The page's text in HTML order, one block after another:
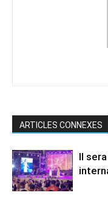
ARTICLES CONNEXES
Il